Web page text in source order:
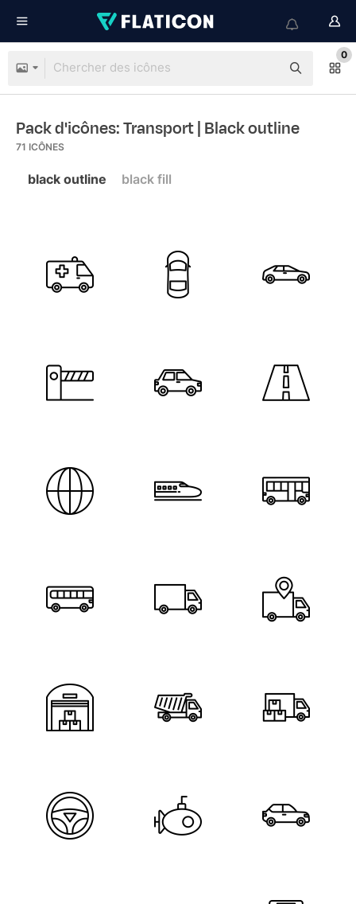
0
Pack d'icônes: Transport| Black outline
71 ICÔNES
black outline black fill